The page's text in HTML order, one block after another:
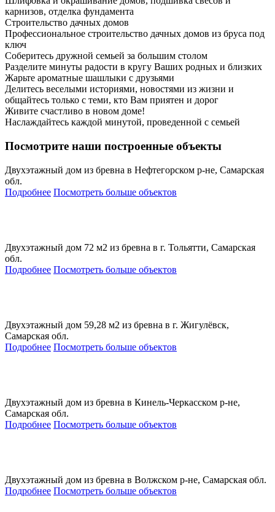
карнизов, отделка фундамента
Строительство дачных домов
Профессиональное строительство дачных домов из бруса под
ключ
Соберитесь дружной семьей за большим столом
Разделите минуты радости в кругу Ваших родных и близких
Жарьте ароматные шашлыки с друзьями
Делитесь веселыми историями, новостями из жизни и
общайтесь только с теми, кто Вам приятен и дорог
Живите счастливо в новом доме!
Наслаждайтесь каждой минутой, проведенной с семьей
Посмотрите наши построенные объекты
Двухэтажный дом из бревна в Нефтегорском р-не, Самарская
обл.
Подробнее Посмотреть больше объектов
Двухэтажный дом 72 м2 из бревна в г. Тольятти, Самарская
обл.
Подробнее Посмотреть больше объектов
Двухэтажный дом 59,28 м2 из бревна в г. Жигулёвск,
Самарская обл.
Подробнее Посмотреть больше объектов
Двухэтажный дом из бревна в Кинель-Черкасском р-не,
Самарская обл.
Подробнее Посмотреть больше объектов
Двухэтажный дом из бревна в Волжском р-не, Самарская обл.
Подробнее Посмотреть больше объектов